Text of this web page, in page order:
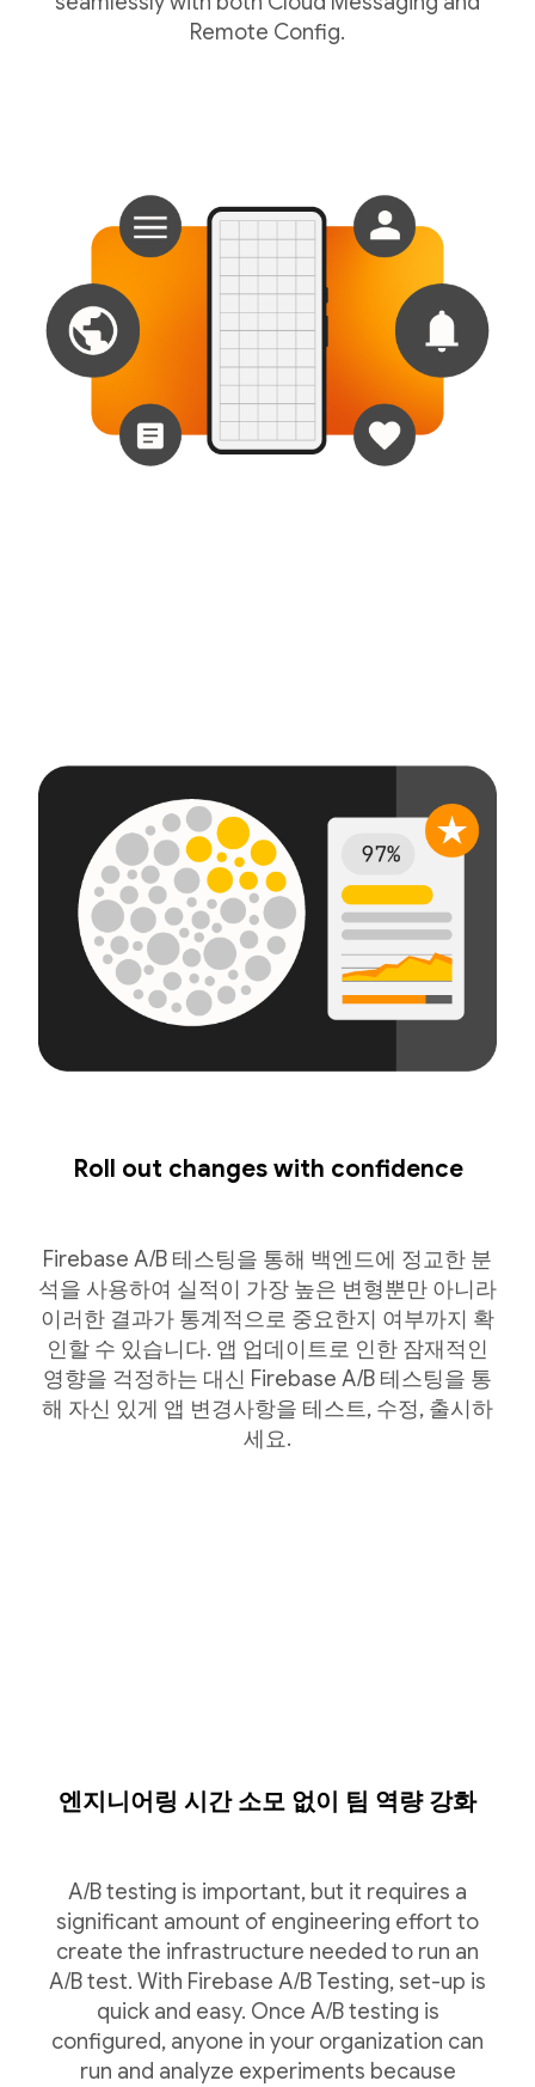
Remote Config.
Roll out changes with confidence
Firebase A/B 테스팅을 통해 백엔드에 정교한 분
석을 사용하여 실적이 가장 높은 변형뿐만 아니라
이러한 결과가 통계적으로 중요한지 여부까지 확
인할 수 있습니다. 앱 업데이트로 인한 잠재적인
영향을 걱정하는 대신 Firebase A/B 테스팅을 통
해 자신 있게 앱 변경사항을 테스트, 수정, 출시하
세요.
엔지니어링 시간 소모 없이 팀 역량 강화
A/B testing is important, but it requires a
significant amount of engineering effort to
create the infrastructure needed to run an
A/B test. With Firebase A/B Testing, set-up is
quick and easy. Once A/B testing is
configured, anyone in your organization can
run and analyze experiments because